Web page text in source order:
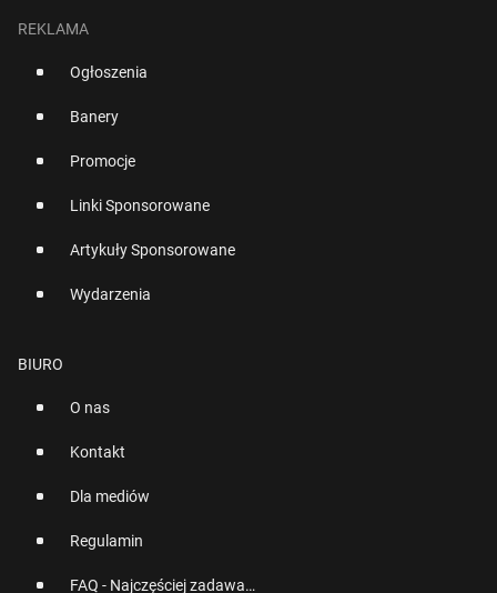
REKLAMA
Ogłoszenia
Banery
Promocje
Linki Sponsorowane
Artykuły Sponsorowane
Wydarzenia
BIURO
O nas
Kontakt
Dla mediów
Regulamin
FAQ - Najczęściej zadawane pytania